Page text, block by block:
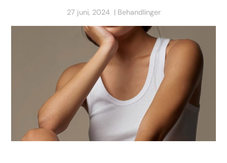
27 juni, 2024 Behandlinger